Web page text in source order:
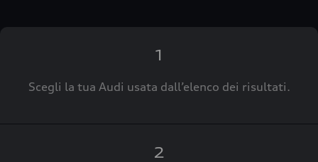
1
Scegli la tua Audi usata dall’elenco dei risultati.
2